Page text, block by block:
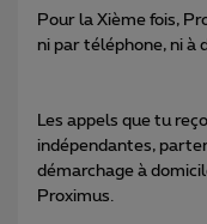
Pour la Xième fois,
ni par téléphone, ni à
Les appels que tu
indépendantes,
démarchage à
Proximus.